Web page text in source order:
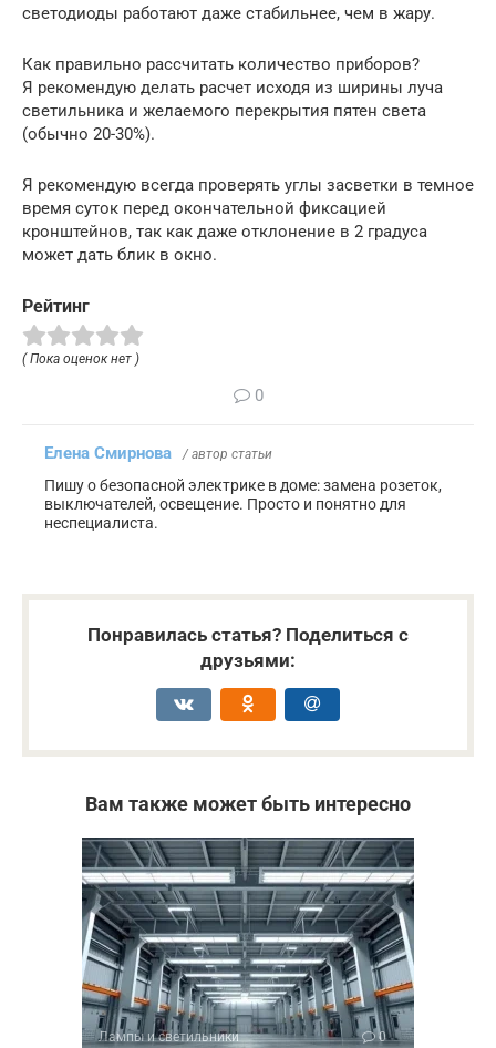
светодиоды работают даже стабильнее, чем в жару.
Как правильно рассчитать количество приборов?
Я рекомендую делать расчет исходя из ширины луча
светильника и желаемого перекрытия пятен света
(обычно 20-30%).
Я рекомендую всегда проверять углы засветки в темное
время суток перед окончательной фиксацией
кронштейнов, так как даже отклонение в 2 градуса
может дать блик в окно.
Рейтинг
( Пока оценок нет )
0
Елена Смирнова / автор статьи
Пишу о безопасной электрике в доме: замена розеток,
выключателей, освещение. Просто и понятно для
неспециалиста.
Понравилась статья? Поделиться с
друзьями:
Вам также может быть интересно
Лампы и светильники 0